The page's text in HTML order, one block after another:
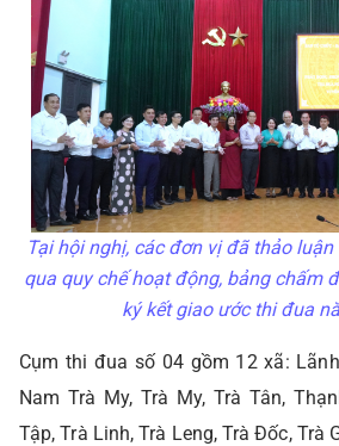
Tại hội nghị, các đơn vị đã thảo
qua quy chế hoạt động, bảng chấm
ký kết giao ước thi đua
Cụm thi đua số 04 gồm 12 xã:
Nam Trà My, Trà My, Trà Tân,
Tập, Trà Linh, Trà Leng, Trà Đốc, Trà